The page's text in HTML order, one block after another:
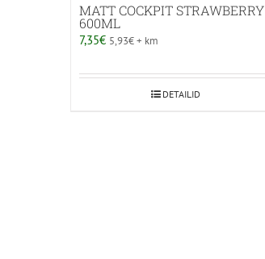
MATT COCKPIT STRAWBERRY
600ML
7,35€ 5,93€+ km
DETAILID